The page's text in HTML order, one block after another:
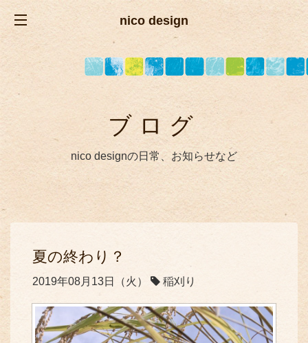
nico design
ブログ
nico designの日常、お知らせなど
夏の終わり？
2019年08月13日（火） 稲刈り